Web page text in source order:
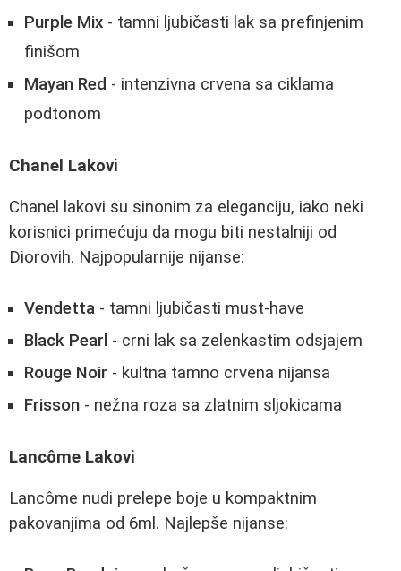
Purple Mix - tamni ljubičasti lak sa prefinjenim
finišom
Mayan Red - intenzivna crvena sa ciklama
podtonom
Chanel Lakovi
Chanel lakovi su sinonim za eleganciju, iako neki
korisnici primećuju da mogu biti nestalniji od
Diorovih. Najpopularnije nijanse:
Vendetta - tamni ljubičasti must-have
Black Pearl - crni lak sa zelenkastim odsjajem
Rouge Noir - kultna tamno crvena nijansa
Frisson - nežna roza sa zlatnim sljokicama
Lancôme Lakovi
Lancôme nudi prelepe boje u kompaktnim
pakovanjima od 6ml. Najlepše nijanse: